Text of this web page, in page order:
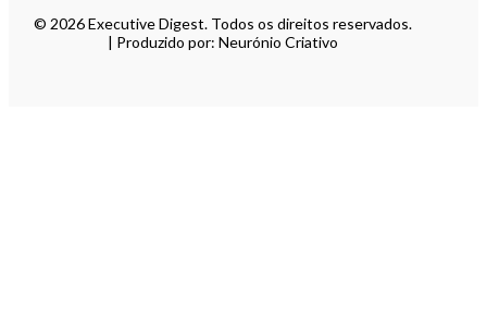
© 2026 Executive Digest. Todos os direitos reservados.
| Produzido por: Neurónio Criativo